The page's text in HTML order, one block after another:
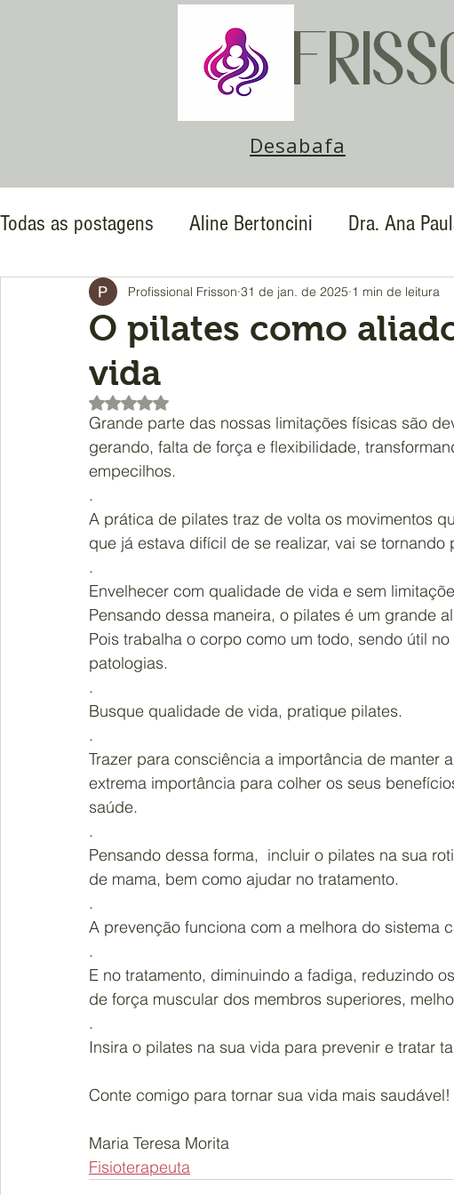
Desabafa
Todas as postagens Aline Bertoncini Dra. Ana
Emilene Pereira Rocha Maria Teresa Millena
Quésia Souza
Ginecologia e Obstetrícia Fonoaudiologia
Lorena Lemes Vânia Borges Sabrina Nobre
O pilates como
vida
Profissional Frisson 31 de jan. de 2025 1 min de leitura
Avaliado com NaN de 5 estrelas.
Grande parte das nossas limitações físicas são
gerando, falta de força e flexibilidade,
empecilhos.
.
A prática de pilates traz de volta os movimentos
que já estava difícil de se realizar, vai se tornando
.
Envelhecer com qualidade de vida e sem
Pensando dessa maneira, o pilates é um grande
Pois trabalha o corpo como um todo, sendo útil
patologias.
.
Busque qualidade de vida, pratique pilates.
.
Trazer para consciência a importância de manter
extrema importância para colher os seus
saúde.
.
Pensando dessa forma,  incluir o pilates na sua
de mama, bem como ajudar no tratamento.
.
A prevenção funciona com a melhora do sistema
.
E no tratamento, diminuindo a fadiga, reduzindo
de força muscular dos membros superiores,
.
Insira o pilates na sua vida para prevenir e tratar
Conte comigo para tornar sua vida mais saudável!
Maria Teresa Morita
Fisioterapeuta